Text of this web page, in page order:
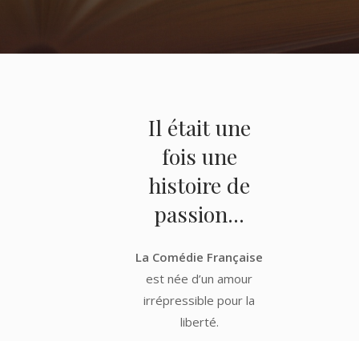
Il était une
fois une
histoire de
passion...
La Comédie Française
est née d’un amour
irrépressible pour la
liberté.